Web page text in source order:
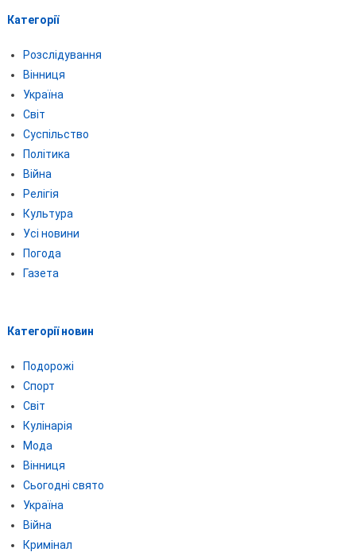
Категорії
Розслідування
Вінниця
Україна
Світ
Суспільство
Політика
Війна
Релігія
Культура
Усі новини
Погода
Газета
Категорії новин
Подорожі
Спорт
Світ
Кулінарія
Мода
Вінниця
Сьогодні свято
Україна
Війна
Кримінал